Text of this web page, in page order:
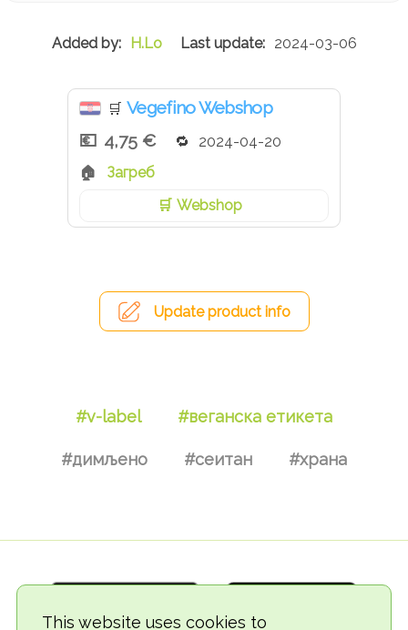
This website uses cookies to
H.Lo 2024-03-06
🛒 Vegefino Webshop
4,75 €
2024-04-20
Загреб
Webshop
Update product info
#v-label #веганска етикета
#димљено #сеитан #храна